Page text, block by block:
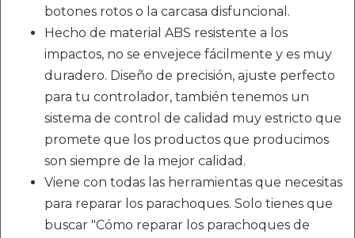
botones rotos o la carcasa disfuncional.
Hecho de material ABS resistente a los
impactos, no se envejece fácilmente y es muy
duradero. Diseño de precisión, ajuste perfecto
para tu controlador, también tenemos un
sistema de control de calidad muy estricto que
promete que los productos que producimos
son siempre de la mejor calidad.
Viene con todas las herramientas que necesitas
para reparar los parachoques. Solo tienes que
buscar "Cómo reparar los parachoques de